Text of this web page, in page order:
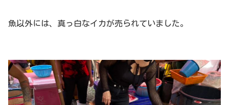
魚以外には、真っ白なイカが売られていました。